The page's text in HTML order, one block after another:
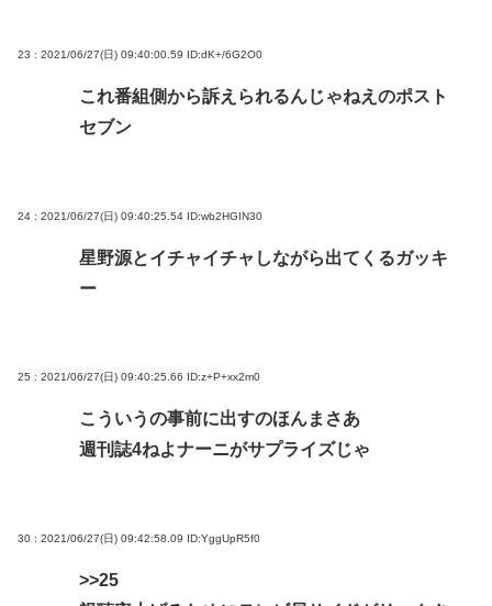
23 : 2021/06/27(日) 09:40:00.59 ID:dK+/6G2O0
これ番組側から訴えられるんじゃねえのポスト
セブン
24 : 2021/06/27(日) 09:40:25.54 ID:wb2HGIN30
星野源とイチャイチャしながら出てくるガッキ
ー
25 : 2021/06/27(日) 09:40:25.66 ID:z+P+xx2m0
こういうの事前に出すのほんまさあ
週刊誌4ねよナーニがサプライズじゃ
30 : 2021/06/27(日) 09:42:58.09 ID:YggUpR5f0
>>25